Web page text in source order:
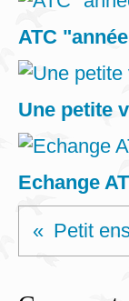
ATC
Une petite
Echange